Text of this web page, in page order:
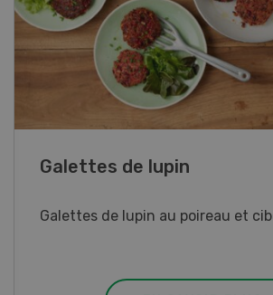
Rouleaux de printemps
Rouleaux de printemps aux poulet